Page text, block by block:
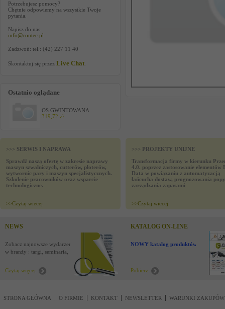
Potrzebujesz pomocy?
Chętnie odpowiemy na wszystkie Twoje
pytania.
Napisz do nas:
info@contec.pl
Zadzwoń: tel.: (42) 227 11 40
Skontaktuj się przez Live Chat
Ostatnio oglądane
OS GWINTOWANA
319,72 zł
>>> SERWIS I NAPRAWA
Sprawdź naszą ofertę w zakresie naprawy
maszyn szwalniczych, cutterów, ploterów,
wytwornic pary i maszyn specjalistycznych.
Szkolenie pracowników oraz wsparcie
technologiczne.
>>Czytaj wiecej
>>> PROJEKTY UNIJNE
Transformacja firmy w kierunku
4.0. poprzez zastosowanie elementów
Data w powiązaniu z automatyzacją
łańcucha dostaw, prognozowania
zarządzania zapasami
>>Czytaj wiecej
NEWS
Zobacz najnowsze wydarzenia
w branży : targi, seminaria,
Czytaj więcej
KATALOG ON-LINE
NOWY katalog produktów !
Pobierz
STRONA GŁÓWNA O FIRMIE KONTAKT NEWSLETTER WARUNKI ZAKUPÓW